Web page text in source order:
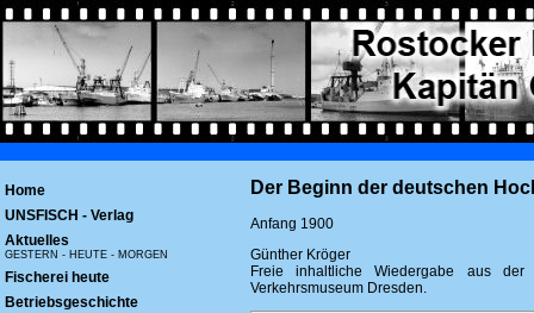
Home
UNSFISCH - Verlag
Aktuelles
GESTERN - HEUTE - MORGEN
Fischerei heute
Betriebsgeschichte
Der Beginn der deutschen
Anfang 1900
Günther Kröger
Freie inhaltliche Wiedergabe aus
Verkehrsmuseum Dresden.